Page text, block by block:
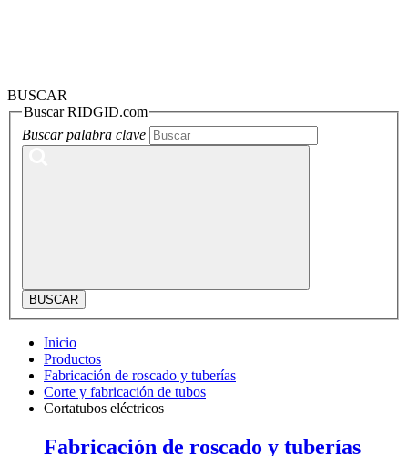
BUSCAR
Buscar RIDGID.com
Buscar palabra clave
BUSCAR
Inicio
Productos
Fabricación de roscado y tuberías
Corte y fabricación de tubos
Cortatubos eléctricos
Fabricación de roscado y tuberías